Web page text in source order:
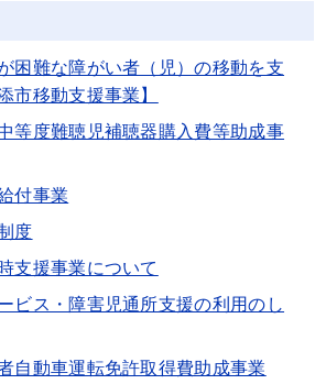
困難な障がい者（児）の移動を支
市移動支援事業】
等度難聴児補聴器購入費等助成事
付事業
度
支援事業について
ビス・障害児通所支援の利用のし
自動車運転免許取得費助成事業